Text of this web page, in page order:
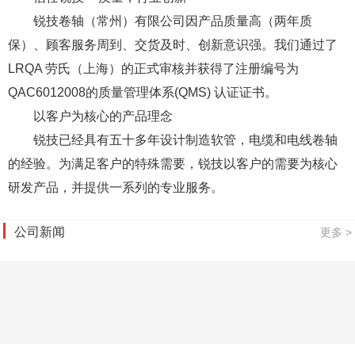
锐技卷轴（常州）有限公司因产品质量高（两年质
保）、顾客服务周到、交货及时、创新意识强。我们通过了
LRQA 劳氏（上海）的正式审核并获得了注册编号为
QAC6012008的质量管理体系(QMS) 认证证书。
以客户为核心的产品理念
锐技已经具有五十多年设计制造软管，电缆和电线卷轴
的经验。为满足客户的特殊需要，锐技以客户的需要为核心
研发产品，并提供一系列的专业服务。
公司新闻 更多 >